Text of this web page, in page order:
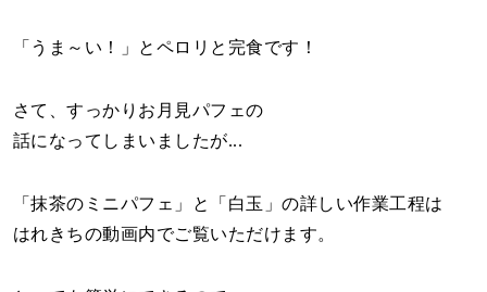
「うま～い！」とペロリと完食です！
さて、すっかりお月見パフェの
話になってしまいましたが...
「抹茶のミニパフェ」と「白玉」の詳しい作業工程は
はれきちの動画内でご覧いただけます。